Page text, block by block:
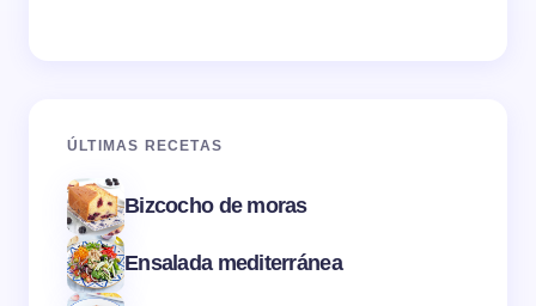
ÚLTIMAS RECETAS
Bizcocho de moras
Ensalada mediterránea